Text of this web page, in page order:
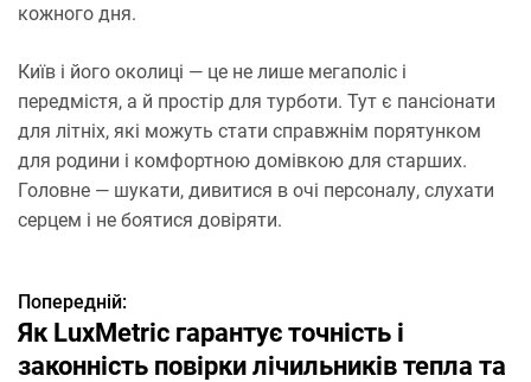
кожного дня.
Київ і його околиці — це не лише мегаполіс і
передмістя, а й простір для турботи. Тут є пансіонати
для літніх, які можуть стати справжнім порятунком
для родини і комфортною домівкою для старших.
Головне — шукати, дивитися в очі персоналу, слухати
серцем і не боятися довіряти.
Н
а
Попередній:
Як LuxMetric гарантує точність і
законність повірки лічильників тепла та